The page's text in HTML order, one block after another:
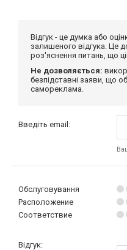
Відгук - це думка або
залишеного відгука. Це
роз'яснення питань, що
Не дозволяється:
безпідставні заяви, що
самореклама.
Введіть email:
Обслуговування
Расположение
Соответствие
Відгук: